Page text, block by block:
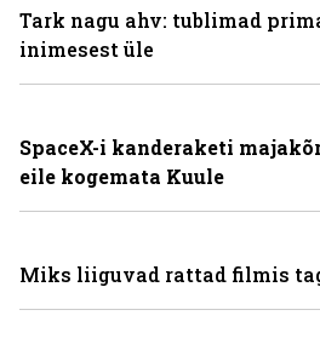
Tark nagu ahv: tublimad
inimesest üle
SpaceX-i kanderaketi
eile kogemata Kuule
Miks liiguvad rattad filmis